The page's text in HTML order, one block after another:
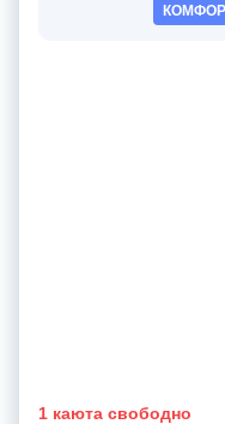
1 каюта свободно